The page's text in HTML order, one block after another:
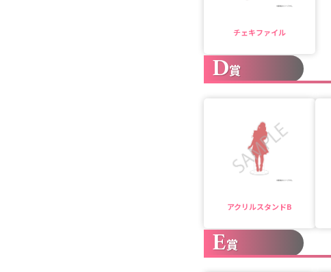
チェキファイル
D賞
アクリルスタンドB
E賞